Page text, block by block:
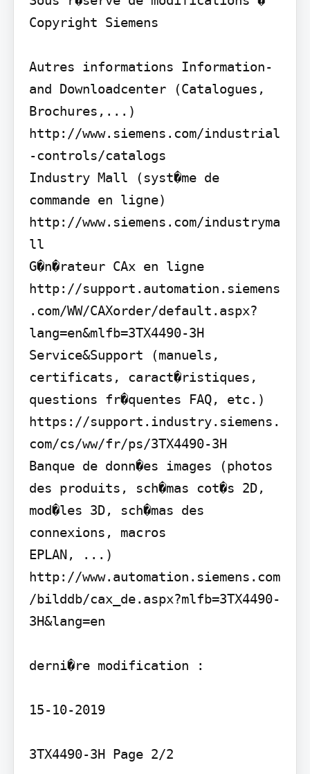
Copyright Siemens
Autres informations Information-
and Downloadcenter (Catalogues,
Brochures,...)
http://www.siemens.com/industrial
-controls/catalogs
Industry Mall (syst�me de
commande en ligne)
http://www.siemens.com/industryma
ll
G�n�rateur CAx en ligne
http://support.automation.siemens
.com/WW/CAXorder/default.aspx?
lang=en&mlfb=3TX4490-3H
Service&Support (manuels,
certificats, caract�ristiques,
questions fr�quentes FAQ, etc.)
https://support.industry.siemens.
com/cs/ww/fr/ps/3TX4490-3H
Banque de donn�es images (photos
des produits, sch�mas cot�s 2D,
mod�les 3D, sch�mas des
connexions, macros
EPLAN, ...)
http://www.automation.siemens.com
/bilddb/cax_de.aspx?mlfb=3TX4490-
3H&lang=en
derni�re modification :
15-10-2019
3TX4490-3H Page 2/2